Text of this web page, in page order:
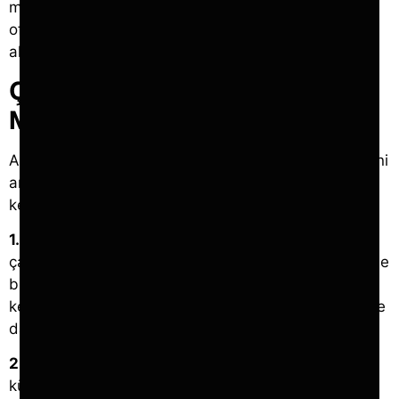
modellerine de kolayca uyum sağlar. Çalışanlar,
ofiste veya başka bir yerde çalışsalar da, aynı açık
alanı kullanarak işbirliği yapabilirler.
Çalışan Motivasyonu ve
Memnuniyeti
Açık ofisler, çalışan motivasyonunu ve memnuniyetini
artırabilir. Şeffaflık ve işbirliği ortamı, çalışanların
kendilerini daha değerli hissetmelerini sağlar.
1. Sosyal Etkileşim:
çalışanların birbirleriyle daha fazla sosyal etkileşimde
bulunmalarını sağlar. Bu durum, çalışanların
kendilerini daha az izole hissetmelerine ve iş yerinde
daha mutlu olmalarına yardımcı olur.
2. Geri Bildirim Kültürü:
kültürünü teşvik eder. Çalışanlar, performansları